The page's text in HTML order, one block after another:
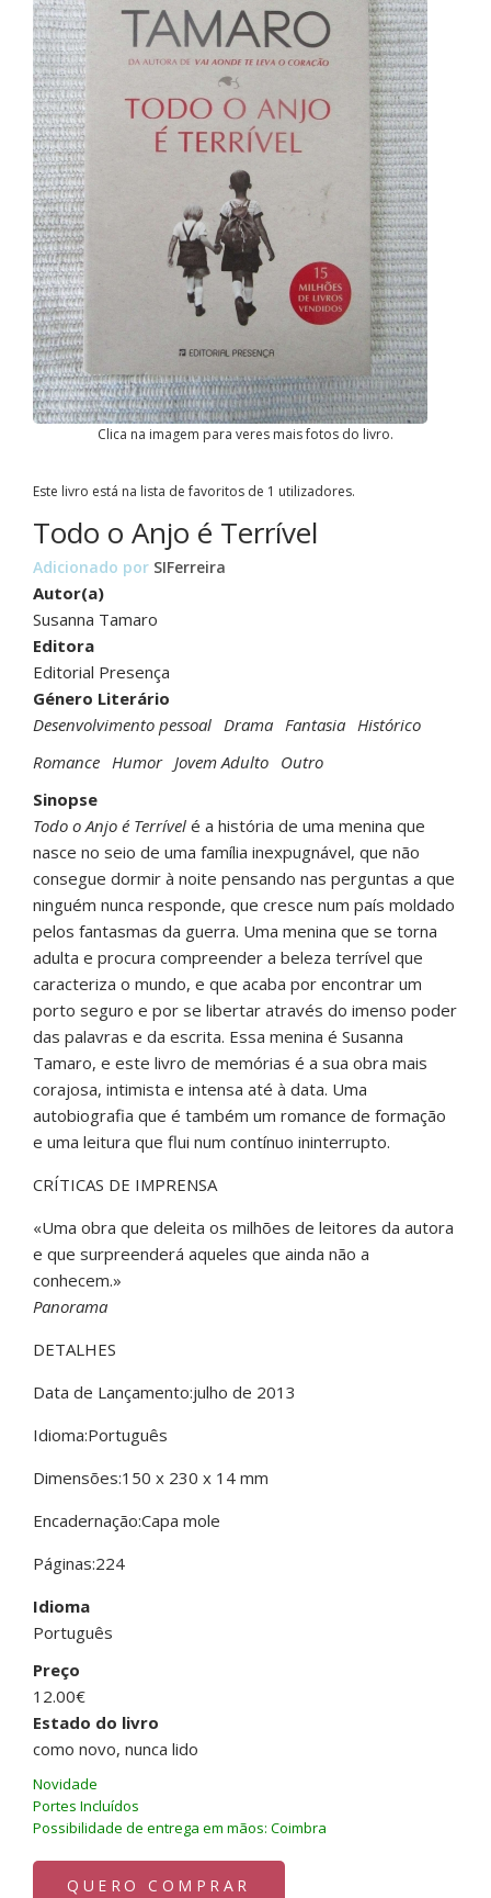
Clica na imagem para veres mais fotos do livro.
Este livro está na lista de favoritos de 1 utilizadores.
Todo o Anjo é Terrível
Adicionado por SIFerreira
Autor(a)
Susanna Tamaro
Editora
Editorial Presença
Género Literário
Desenvolvimento pessoal Drama Fantasia Histórico
Romance Humor Jovem Adulto Outro
Sinopse
Todo o Anjo é Terrível é a história de uma menina que
nasce no seio de uma família inexpugnável, que não
consegue dormir à noite pensando nas perguntas a que
ninguém nunca responde, que cresce num país moldado
pelos fantasmas da guerra. Uma menina que se torna
adulta e procura compreender a beleza terrível que
caracteriza o mundo, e que acaba por encontrar um
porto seguro e por se libertar através do imenso poder
das palavras e da escrita. Essa menina é Susanna
Tamaro, e este livro de memórias é a sua obra mais
corajosa, intimista e intensa até à data. Uma
autobiografia que é também um romance de formação
e uma leitura que flui num contínuo ininterrupto.
CRÍTICAS DE IMPRENSA
«Uma obra que deleita os milhões de leitores da autora
e que surpreenderá aqueles que ainda não a
conhecem.»
Panorama
DETALHES
Data de Lançamento:julho de 2013
Idioma:Português
Dimensões:150 x 230 x 14 mm
Encadernação:Capa mole
Páginas:224
Idioma
Português
Preço
12.00€
Estado do livro
como novo, nunca lido
Novidade
Portes Incluídos
Possibilidade de entrega em mãos: Coimbra
QUERO COMPRAR